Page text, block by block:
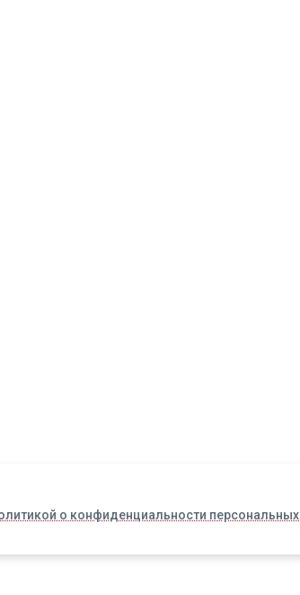
о конфиденциальности персональных